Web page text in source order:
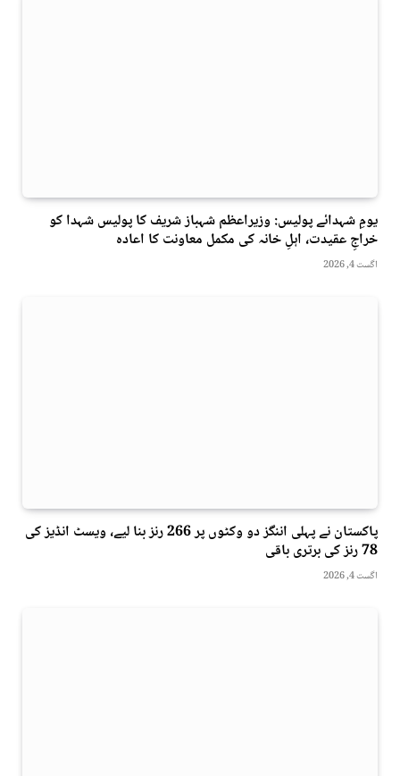
یومِ شہدائے پولیس: وزیراعظم شہباز شریف کا پولیس شہدا کو
خراجِ عقیدت، اہلِ خانہ کی مکمل معاونت کا اعادہ
اگست 4, 2026
پاکستان نے پہلی اننگز دو وکٹوں پر 266 رنز بنا لیے، ویسٹ انڈیز کی
78 رنز کی برتری باقی
اگست 4, 2026